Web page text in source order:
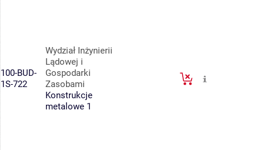
100-BUD-
1S-722
Wydział Inżynierii
Lądowej i
Gospodarki
Zasobami
Konstrukcje
metalowe 1